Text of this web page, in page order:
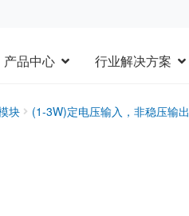
产品中心 行业解决方案
块 (1-3W)定电压输入，非稳压输出